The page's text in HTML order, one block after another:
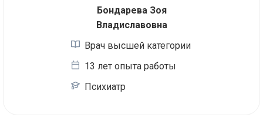
Бондарева Зоя
Владиславовна
Врач высшей категории
13 лет опыта работы
Психиатр